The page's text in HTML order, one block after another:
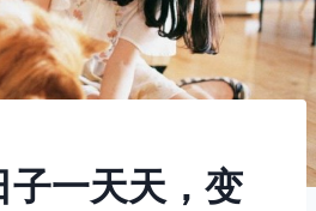
一天天，变